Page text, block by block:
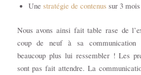
Une stratégie de contenus sur 3 mois
Nous avons ainsi fait table rase de
coup de neuf à sa communication
beaucoup plus lui ressembler ! Les
sont pas fait attendre. La